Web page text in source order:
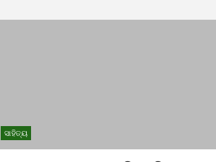
ସାହିତ୍ୟ